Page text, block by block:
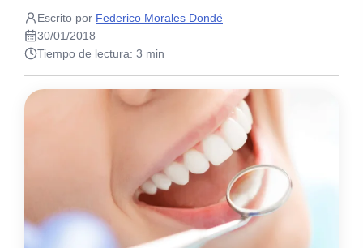
Escrito por Federico Morales Dondé
30/01/2018
Tiempo de lectura: 3 min